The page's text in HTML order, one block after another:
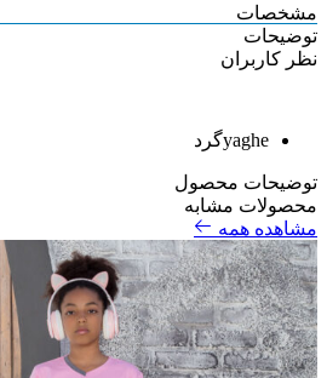
مشخصات
توضیحات
نظر کاربران
yagheگرد
توضیحات محصول
محصولات مشابه
مشاهده همه